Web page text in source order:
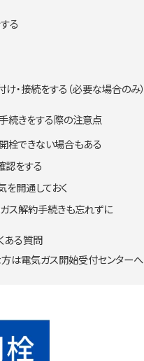
る
・接続をする（必要な場合のみ）
続きをする際の注意点
栓できない場合もある
認をする
を開通しておく
ス解約手続きも忘れずに
ある質問
は電気ガス開始受付センターへ